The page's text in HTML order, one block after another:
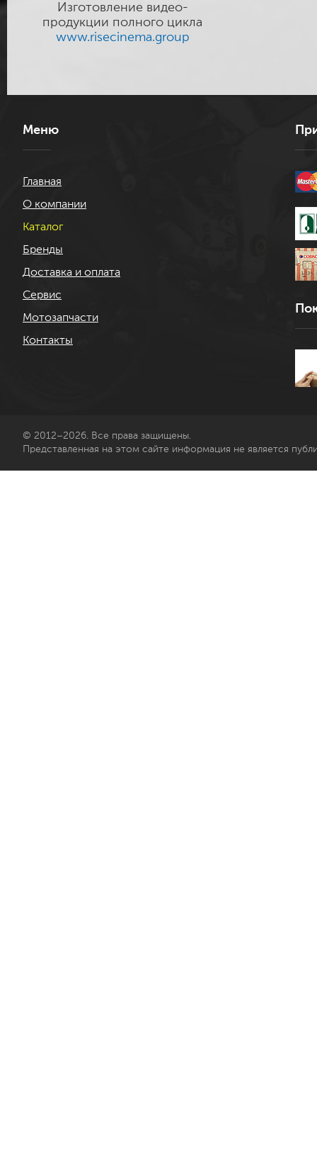
Изготовление видео-
продукции полного цикла
www.risecinema.group
Меню
Главная
О компании
Каталог
Бренды
Доставка и оплата
Сервис
Мотозапчасти
Контакты
© 2012–2026. Все права защищены.
Представленная на этом сайте информация не является